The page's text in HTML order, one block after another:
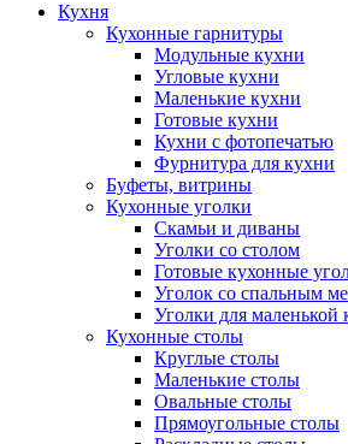
Кухня
Кухонные гарнитуры
Модульные кухни
Угловые кухни
Маленькие кухни
Готовые кухни
Кухни с фотопечатью
Фурнитура для кухни
Буфеты, витрины
Кухонные уголки
Скамьи и диваны
Уголки со столом
Готовые кухонные
Уголок со спальным
Уголки для маленькой
Кухонные столы
Круглые столы
Маленькие столы
Овальные столы
Прямоугольные столы